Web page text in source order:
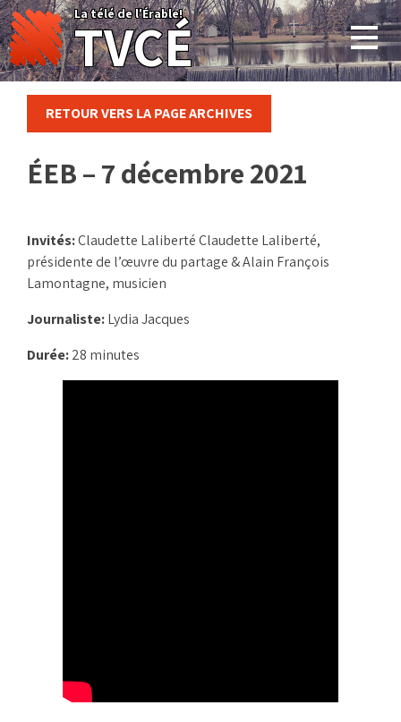
Skip
to
content
La télé de l'Érable!
TVCÉ
RETOUR VERS LA PAGE ARCHIVES
ÉEB – 7 décembre 2021
Invités:Claudette Laliberté Claudette Laliberté,
présidente de l’œuvre du partage & Alain François
Lamontagne, musicien
Journaliste:Lydia Jacques
Durée:28 minutes